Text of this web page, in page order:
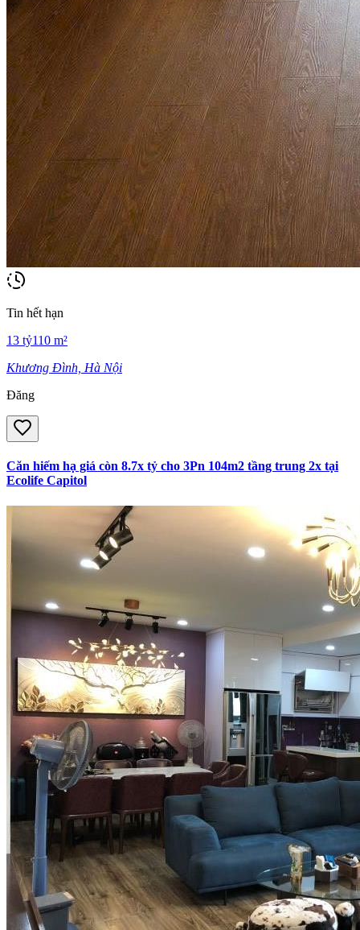
Tin hết hạn
13 tỷ110 m²
Khương Đình, Hà Nội
Đăng
Căn hiếm hạ giá còn 8.7x tỷ cho 3Pn 104m2 tầng trung 2x tại
Ecolife Capitol